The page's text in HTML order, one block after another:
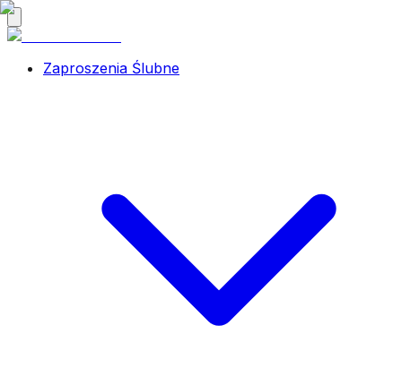
Zaproszenia Ślubne